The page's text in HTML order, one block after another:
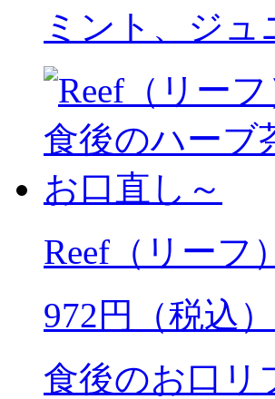
ミント、ジ
Reef（リーフ
972円（税込）
食後のお口リ